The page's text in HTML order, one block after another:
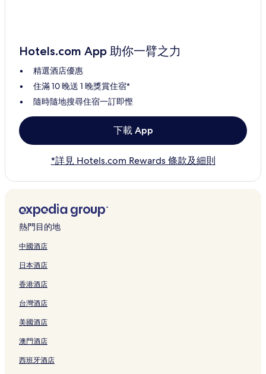
Hotels.com App 助你一臂之力
精選酒店優惠
住滿 10 晚送 1 晚獎賞住宿*
隨時隨地搜尋住宿一訂即慳
下載 App
*詳見 Hotels.com Rewards 條款及細則
熱門目的地
中國酒店
日本酒店
香港酒店
台灣酒店
美國酒店
澳門酒店
西班牙酒店